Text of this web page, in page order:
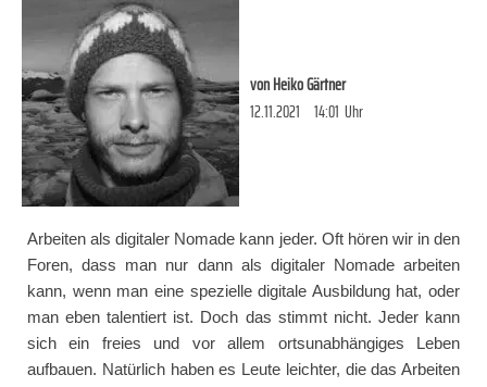
vonHeiko Gärtner
12.11.2021 14:01 Uhr
Arbeiten als digitaler Nomade kann jeder. Oft hören wir in den
Foren, dass man nur dann als digitaler Nomade arbeiten
kann, wenn man eine spezielle digitale Ausbildung hat, oder
man eben talentiert ist. Doch das stimmt nicht. Jeder kann
sich ein freies und vor allem ortsunabhängiges Leben
aufbauen. Natürlich haben es Leute leichter, die das Arbeiten